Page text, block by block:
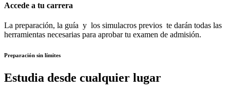
Accede a tu carrera
La preparación, la guía y los simulacros previos te darán todas las
herramientas necesarias para aprobar tu examen de admisión.
Preparación sin límites
Estudia desde cualquier lugar